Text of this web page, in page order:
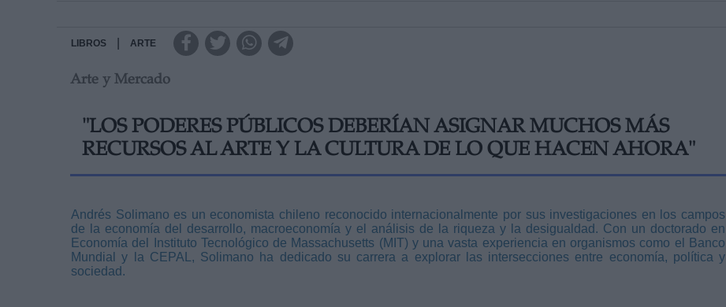
LIBROS ARTE
Arte y Mercado
"LOS PODERES PÚBLICOS DEBERÍAN ASIGNAR MUCHOS MÁS
RECURSOS AL ARTE Y LA CULTURA DE LO QUE HACEN AHORA"
Andrés Solimano es un economista chileno reconocido internacionalmente por sus investigaciones en los campos
de la economía del desarrollo, macroeconomía y el análisis de la riqueza y la desigualdad. Con un doctorado en
Economía del Instituto Tecnológico de Massachusetts (MIT) y una vasta experiencia en organismos como el Banco
Mundial y la CEPAL, Solimano ha dedicado su carrera a explorar las intersecciones entre economía, política y
sociedad.
Destinatarios:
Información adicional
link